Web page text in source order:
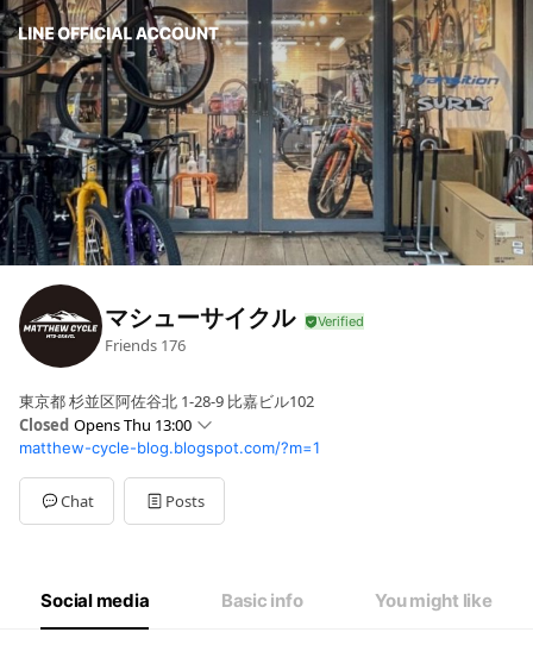
マシューサイクル
Friends 176
東京都 杉並区阿佐谷北 1-28-9 比嘉ビル102
Closed Opens Thu 13:00
Sun13:00 - 19:00
Mon00:00 - 00:00
Tue00:00 - 00:00
Wed13:00 - 19:00
13:00 - 19:00
matthew-cycle-blog.blogspot.com/?m=1
Chat Posts
Social media Basic info You might like